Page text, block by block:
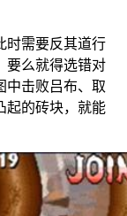
时需要反其道行
要么就得选错对
中击败吕布、取
起的砖块，就能